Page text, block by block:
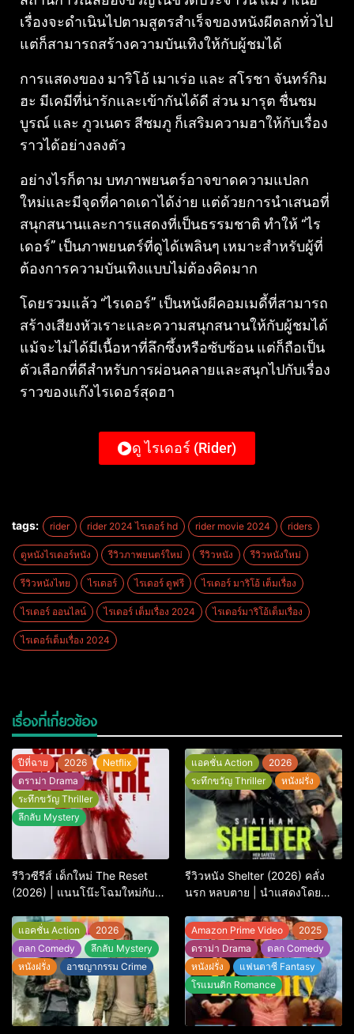
เรื่องจะดำเนินไปตามสูตรสำเร็จของหนังผีตลกทั่วไป
แต่ก็สามารถสร้างความบันเทิงให้กับผู้ชมได้
การแสดงของ มาริโอ้ เมาเร่อ และ สโรชา จันทร์กิม
ฮะ มีเคมีที่น่ารักและเข้ากันได้ดี ส่วน มารุต ชื่นชม
บูรณ์ และ ภูวเนตร สีชมภู ก็เสริมความฮาให้กับเรื่อง
ราวได้อย่างลงตัว
อย่างไรก็ตาม บทภาพยนตร์อาจขาดความแปลก
ใหม่และมีจุดที่คาดเดาได้ง่าย แต่ด้วยการนำเสนอที่
สนุกสนานและการแสดงที่เป็นธรรมชาติ ทำให้ “ไร
เดอร์” เป็นภาพยนตร์ที่ดูได้เพลินๆ เหมาะสำหรับผู้ที่
ต้องการความบันเทิงแบบไม่ต้องคิดมาก
โดยรวมแล้ว “ไรเดอร์” เป็นหนังผีคอมเมดี้ที่สามารถ
สร้างเสียงหัวเราะและความสนุกสนานให้กับผู้ชมได้
แม้จะไม่ได้มีเนื้อหาที่ลึกซึ้งหรือซับซ้อน แต่ก็ถือเป็น
ตัวเลือกที่ดีสำหรับการผ่อนคลายและสนุกไปกับเรื่อง
ราวของแก๊งไรเดอร์สุดฮา
ดู ไรเดอร์ (Rider)
tags: rider rider 2024 ไรเดอร์ hd rider movie 2024 riders
ดูหนังไรเดอร์หนัง รีวิวภาพยนตร์ใหม่ รีวิวหนัง รีวิวหนังใหม่
รีวิวหนังไทย ไรเดอร์ ไรเดอร์ ดูฟรี ไรเดอร์ มาริโอ้ เต็มเรื่อง
ไรเดอร์ ออนไลน์ ไรเดอร์ เต็มเรื่อง 2024 ไรเดอร์มาริโอ้เต็มเรื่อง
ไรเดอร์เต็มเรื่อง 2024
เรื่องที่เกี่ยวข้อง
ปีที่ฉาย 2026
Netflix
ดราม่า Drama
ระทึกขวัญ Thriller
ลึกลับ Mystery
รีวิวซีรีส์ เด็กใหม่ The Reset
(2026) | แนนโน๊ะโฉมใหม่กับ
แอคชั่น Action
2026
ระทึกขวัญ Thriller
หนังฝรั่ง
รีวิวหนัง Shelter (2026) คลั่ง
นรก หลบตาย | นำแสดงโดย
แอคชั่น Action
2026
ตลก Comedy
ลึกลับ Mystery
หนังฝรั่ง
อาชญากรรม Crime
Amazon Prime Video
2025
ดราม่า Drama
ตลก Comedy
หนังฝรั่ง
แฟนตาซี Fantasy
โรแมนติก Romance